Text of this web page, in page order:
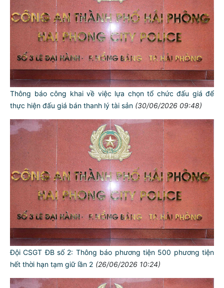
Thông báo công khai về việc lựa chọn tổ chức đấu giá để
thực hiện đấu giá bán thanh lý tài sản (30/06/2026 09:48)
Đội CSGT ĐB số 2: Thông báo phương tiện 500 phương tiện
hết thời hạn tạm giữ lần 2 (26/06/2026 10:24)